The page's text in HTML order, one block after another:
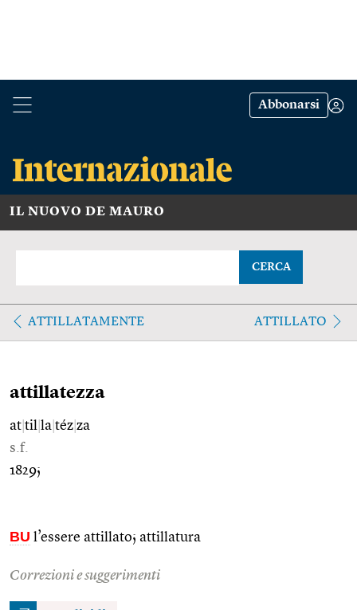
Abbonarsi
IL NUOVO DE MAURO
CERCA
ATTILLATAMENTE ATTILLATO
attillatezza
at til la téz za
s.f.
1829;
BU l’essere attillato; attillatura
Correzioni e suggerimenti